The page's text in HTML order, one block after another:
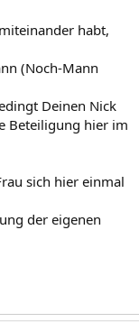
habt,
(Noch-Mann
Deinen Nick
Beteiligung hier im
sich hier einmal
der eigenen